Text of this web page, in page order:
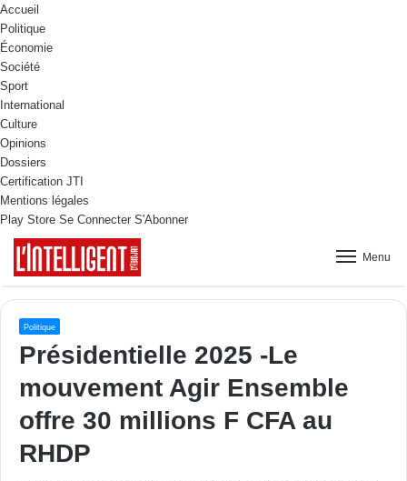
Accueil
Politique
Économie
Société
Sport
International
Culture
Opinions
Dossiers
Certification JTI
Mentions légales
Play Store Se Connecter S'Abonner
Menu
Politique
Présidentielle 2025 -Le
mouvement Agir Ensemble
offre 30 millions F CFA au
RHDP